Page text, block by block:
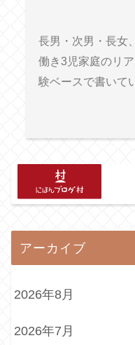
長男・次男・長女
働き3児家庭のリ
験ベースで書いて
アーカイブ
2026年8月
2026年7月